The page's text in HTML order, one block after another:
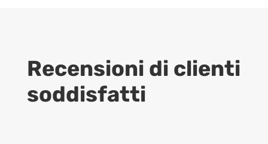
Recensioni di clienti
soddisfatti